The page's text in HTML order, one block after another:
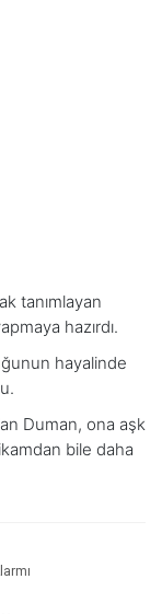
tanımlayan
hazırdı.
hayalinde
Duman, ona aşk
bile daha
dikenli aşklarının